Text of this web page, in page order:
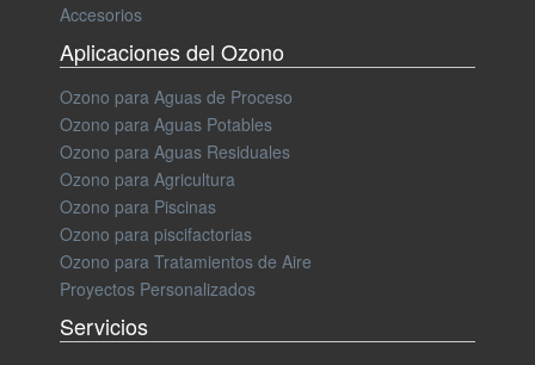
Accesorios
Aplicaciones del Ozono
Ozono para Aguas de Proceso
Ozono para Aguas Potables
Ozono para Aguas Residuales
Ozono para Agricultura
Ozono para Piscinas
Ozono para piscifactorias
Ozono para Tratamientos de Aire
Proyectos Personalizados
Servicios